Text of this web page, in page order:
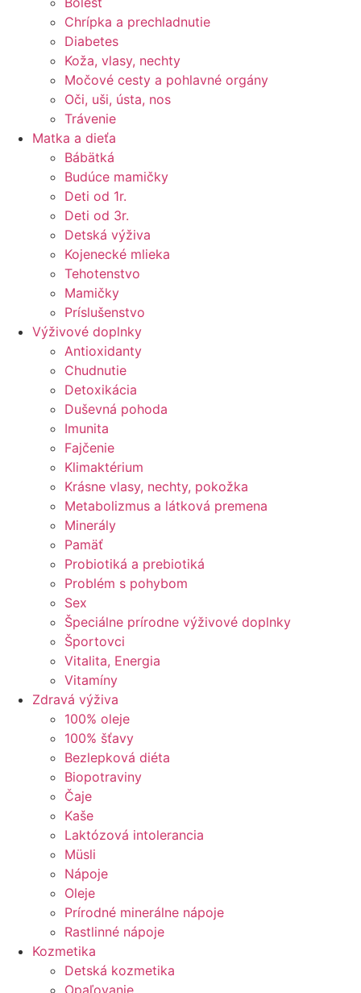
Chrípka a prechladnutie
Diabetes
Koža, vlasy, nechty
Močové cesty a pohlavné orgány
Oči, uši, ústa, nos
Trávenie
Matka a dieťa
Bábätká
Budúce mamičky
Deti od 1r.
Deti od 3r.
Detská výživa
Kojenecké mlieka
Tehotenstvo
Mamičky
Príslušenstvo
Výživové doplnky
Antioxidanty
Chudnutie
Detoxikácia
Duševná pohoda
Imunita
Fajčenie
Klimaktérium
Krásne vlasy, nechty, pokožka
Metabolizmus a látková premena
Minerály
Pamäť
Probiotiká a prebiotiká
Problém s pohybom
Sex
Špeciálne prírodne výživové doplnky
Športovci
Vitalita, Energia
Vitamíny
Zdravá výživa
100% oleje
100% šťavy
Bezlepková diéta
Biopotraviny
Čaje
Kaše
Laktózová intolerancia
Müsli
Nápoje
Oleje
Prírodné minerálne nápoje
Rastlinné nápoje
Kozmetika
Detská kozmetika
Opaľovanie